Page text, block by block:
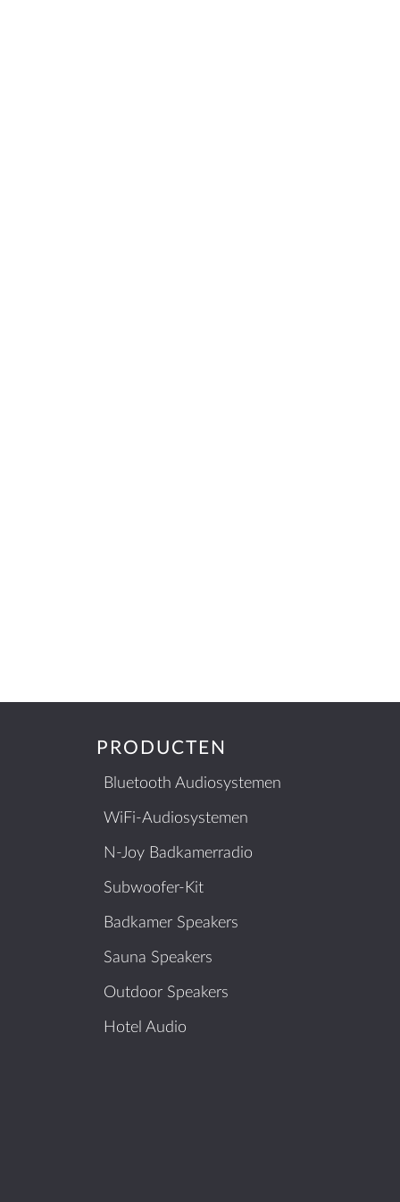
PRODUCTEN
Bluetooth Audiosystemen
WiFi-Audiosystemen
N-Joy Badkamerradio
Subwoofer-Kit
Badkamer Speakers
Sauna Speakers
Outdoor Speakers
Hotel Audio